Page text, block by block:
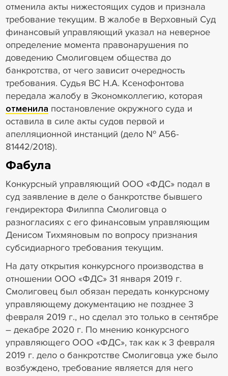
отменила акты нижестоящих судов и признала
требование текущим. В жалобе в Верховный Суд
финансовый управляющий указал на неверное
определение момента правонарушения по
доведению Смолиговцем общества до
банкротства, от чего зависит очередность
требования. Судья ВС Н.А. Ксенофонтова
передала жалобу в Экономколлегию, которая
отменила постановление окружного суда и
оставила в силе акты судов первой и
апелляционной инстанций (дело № А56-
81442/2018).
Фабула
Конкурсный управляющий ООО «ФДС» подал в
суд заявление в деле о банкротстве бывшего
гендиректора Филиппа Смолиговца о
разногласиях с его финансовым управляющим
Денисом Тихмяновым по вопросу признания
субсидиарного требования текущим.
На дату открытия конкурсного производства в
отношении ООО «ФДС» 31 января 2019 г.
Смолиговец был обязан передать конкурсному
управляющему документацию не позднее 3
февраля 2019 г., но сделал это только в сентябре
– декабре 2020 г. По мнению конкурсного
управляющего ООО «ФДС», так как к 3 февраля
2019 г. дело о банкротстве Смолиговца уже было
возбуждено, требование является для него